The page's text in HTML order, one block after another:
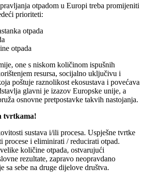
otpadom u Europi treba promijeniti
prioriteti:
otpada
otpada
one s niskom količinom ispušnih
resursa, socijalno uključivu i
poštuje raznolikost ekosustava i povećava
glavni je izazov Europske unije, a
osnovne pretpostavke takvih nastojanja.
tvrtkama!
sustava i/ili procesa. Uspješne tvrtke
procese i eliminirati / reducirati otpad.
količine otpada, ostvarujući
rezultate, zapravo neopravdano
sa sebe na druge dijelove društva.